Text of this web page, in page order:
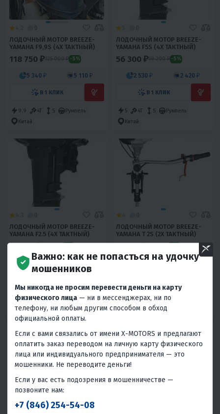
ЛОДОЧНЫЙ МОТОР BREEZE-
YAMAHA F9,9S (4Х ТАКТНЫЙ)
118 750 ₽125 000 ₽ -5%
5 340 ₽ 5 110 ₽
В 1 КЛИК
9.9 4T S
Румпель
Китай
ЛОДОЧНЫЙ МОТОР BREEZE-
YAMAHA F5S (4Х ТАКТНЫЙ)
56 300 ₽59 200 ₽ -5%
2 530 ₽ 2 420 ₽
В 1 КЛИК
5 4T S
Румпель
Китай
ЛОДОЧНЫЙ МОТОР BREEZE-
YAMAHA F2.5 (4Х ТАКТНЫЙ)
43 130 ₽
1 940 ₽
2 4T S
Румпель
Китай
ЛОДОЧНЫЙ МОТОР BREEZE-
YAMAHA T 2S (2Х ТАКТНЫЙ)
11 300 ₽
490 ₽
2 2T S
Румпель
Китай
4.8 0
Важно: как не попасться на удочку
мошенников
Мы никогда не просим перевести деньги на карту
физического лица — ни в мессенджерах, ни по
телефону, ни любым другим способом в обход
официальной оплаты.
Если с вами связались от имени X-MOTORS и предлагают
оплатить заказ переводом на личную карту физического
лица или индивидуального предпринимателя — это
мошенники. Не переводите деньги!
Если у вас есть подозрения в мошенничестве —
позвоните нам:
+7 (846) 254-54-08